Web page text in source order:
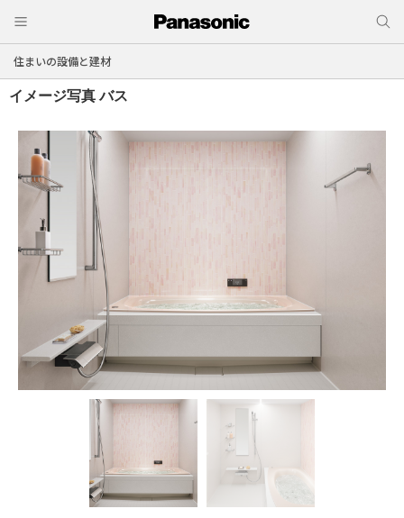
住まいの設備と建材
イメージ写真バス